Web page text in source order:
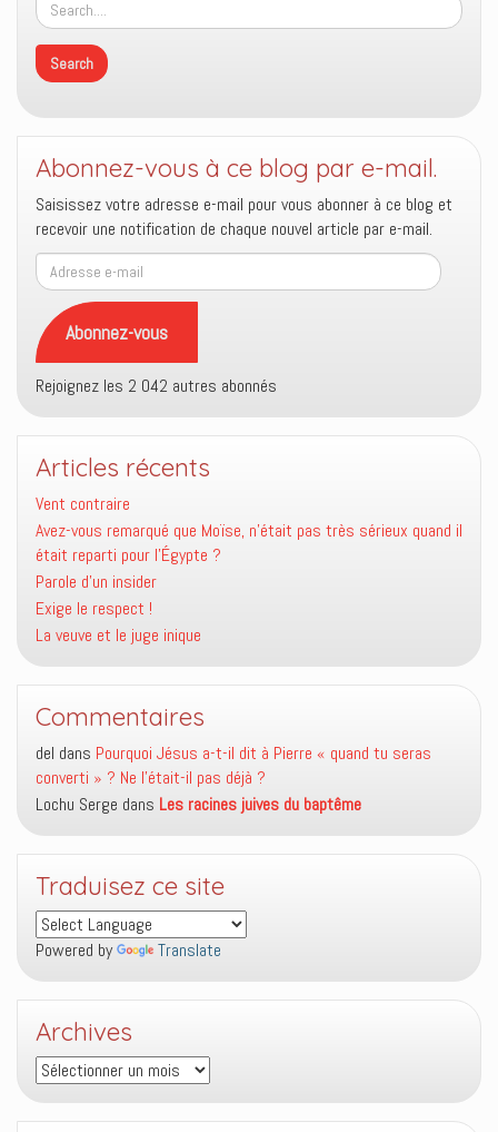
Abonnez-vous à ce blog par e-mail.
Saisissez votre adresse e-mail pour vous abonner à ce blog et
recevoir une notification de chaque nouvel article par e-mail.
Adresse
e-
mail
Abonnez-vous
Rejoignez les 2 042 autres abonnés
Articles récents
Vent contraire
Avez-vous remarqué que Moïse, n’était pas très sérieux quand il
était reparti pour l’Égypte ?
Parole d’un insider
Exige le respect !
La veuve et le juge inique
Commentaires
del dans Pourquoi Jésus a-t-il dit à Pierre « quand tu seras
converti » ? Ne l’était-il pas déjà ?
Lochu Serge dans Les racines juives du baptême
Traduisez ce site
Powered by Translate
Archives
Archives